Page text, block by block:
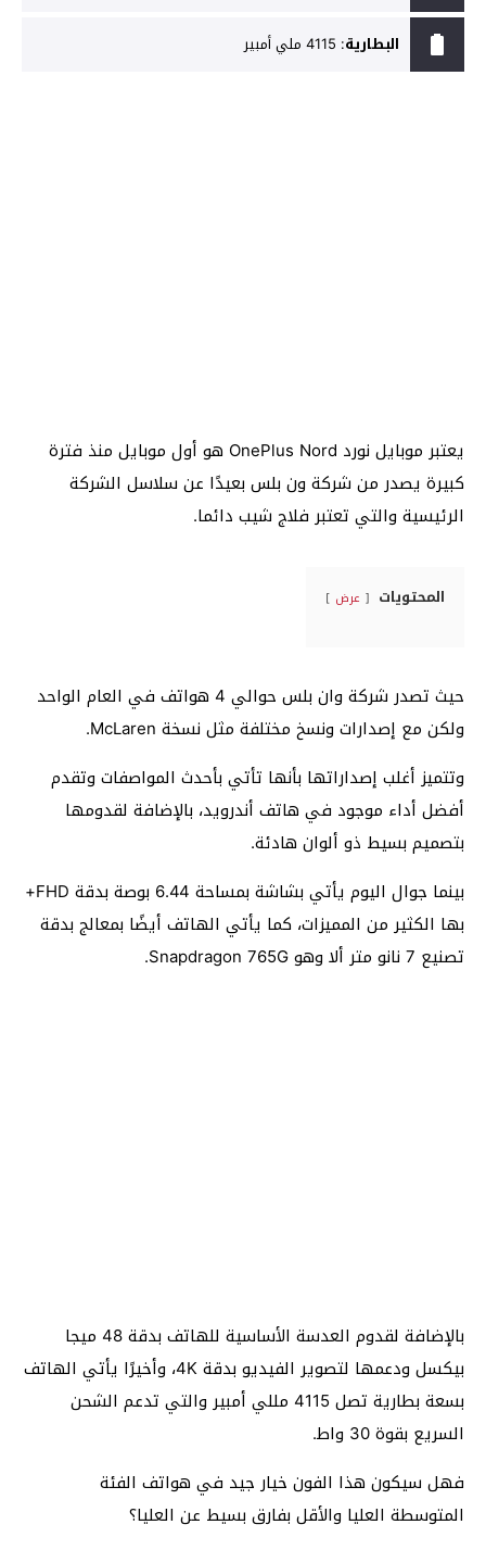
البطارية: 4115 ملي أمبير
يعتبر موبايل نورد OnePlus Nord هو أول موبايل منذ فترة
كبيرة يصدر من شركة ون بلس بعيدًا عن سلاسل الشركة
الرئيسية والتي تعتبر فلاج شيب دائما.
المحتويات عرض
حيث تصدر شركة وان بلس حوالي 4 هواتف في العام الواحد
ولكن مع إصدارات ونسخ مختلفة مثل نسخة McLaren.
وتتميز أغلب إصداراتها بأنها تأتي بأحدث المواصفات وتقدم
أفضل أداء موجود في هاتف أندرويد، بالإضافة لقدومها
بتصميم بسيط ذو ألوان هادئة.
بينما جوال اليوم يأتي بشاشة بمساحة 6.44 بوصة بدقة FHD+
بها الكثير من المميزات، كما يأتي الهاتف أيضًا بمعالج بدقة
تصنيع 7 نانو متر ألا وهو Snapdragon 765G.
بالإضافة لقدوم العدسة الأساسية للهاتف بدقة 48 ميجا
بيكسل ودعمها لتصوير الفيديو بدقة 4K، وأخيرًا يأتي الهاتف
بسعة بطارية تصل 4115 مللي أمبير والتي تدعم الشحن
السريع بقوة 30 واط.
فهل سيكون هذا الفون خيار جيد في هواتف الفئة
المتوسطة العليا والأقل بفارق بسيط عن العليا؟